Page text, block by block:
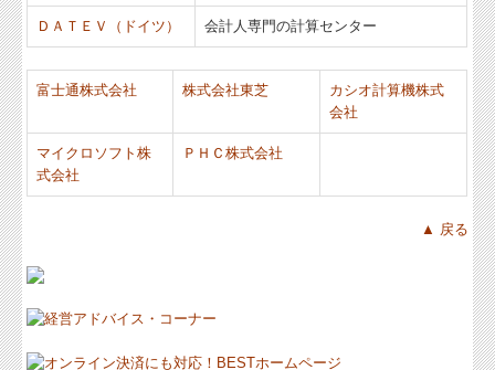
ＤＡＴＥＶ（ドイツ） 会計人専門の計算センター
富士通株式会社 株式会社東芝
カシオ計算機株式
会社
マイクロソフト株
式会社
ＰＨＣ株式会社
▲ 戻る